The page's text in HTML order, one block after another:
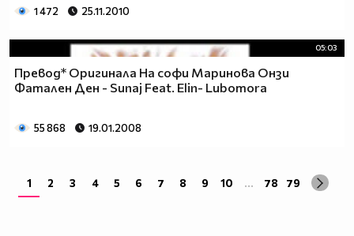
1 472 25.11.2010
05:03
Превод* Оригинала На софи Маринова Онзи
Фатален Ден - Sunaj Feat. Elin- Lubomora
55 868 19.01.2008
1 2 3 4 5 6 7 8 9 10 ... 78 79